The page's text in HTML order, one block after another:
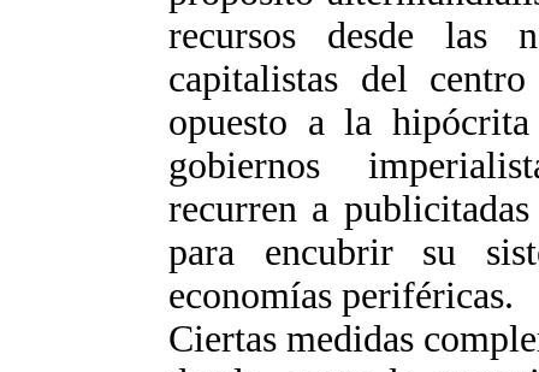
recursos desde las
capitalistas del
opuesto a la
gobiernos
recurren a
para encubrir su
economías periféricas.
Ciertas medidas